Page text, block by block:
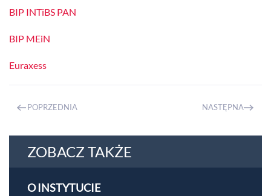
BIP INTiBS PAN
BIP MEiN
Euraxess
POPRZEDNIA NASTĘPNA
ZOBACZ TAKŻE
O INSTYTUCIE